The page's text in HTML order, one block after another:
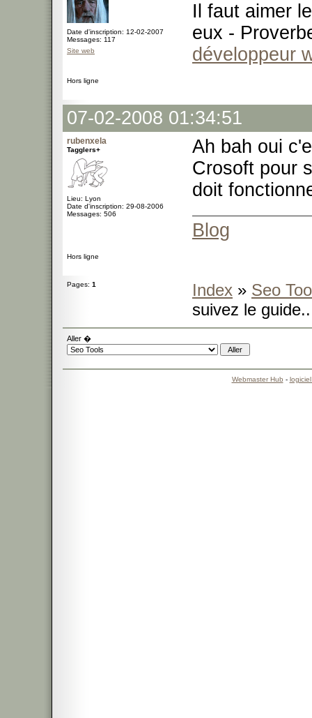
Date d'inscription: 12-02-2007
Messages: 117
Site web
Il faut aimer
eux -
développeur
Hors ligne
07-02-2008 01:34:51
rubenxela
Tagglers+
Lieu: Lyon
Date d'inscription: 29-08-2006
Messages: 506
Ah bah oui
Crosoft pour
doit
Blog
Hors ligne
Pages: 1 Index » Seo
suivez le
Aller �
Webmaster Hub -